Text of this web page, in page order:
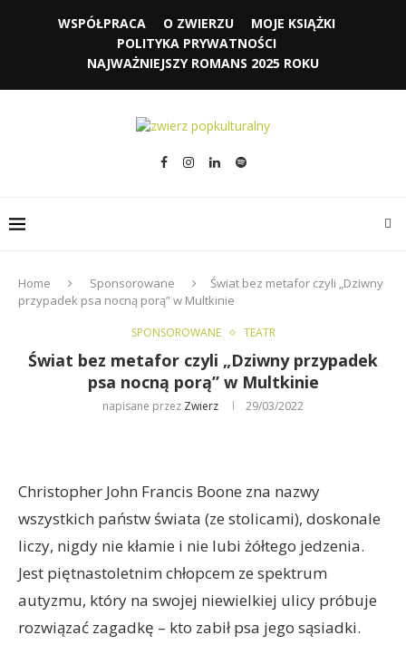
WSPÓŁPRACA O ZWIERZU
MOJE KSIĄŻKI
POLITYKA PRYWATNOŚCI
NAJWAŻNIEJSZY ROMANS 2025 ROKU
Home Sponsorowane
Świat bez metafor czyli „Dziwny
przypadek psa nocną porą” w Multkinie
SPONSOROWANE TEATR
Świat bez metafor czyli „Dziwny przypadek
psa nocną porą” w Multkinie
napisane przez Zwierz 29/03/2022
Christopher John Francis Boone zna nazwy
wszystkich państw świata (ze stolicami), doskonale
liczy, nigdy nie kłamie i nie lubi żółtego jedzenia.
Jest piętnastoletnim chłopcem ze spektrum
autyzmu, który na swojej niewielkiej ulicy próbuje
rozwiązać zagadkę – kto zabił psa jego sąsiadki.